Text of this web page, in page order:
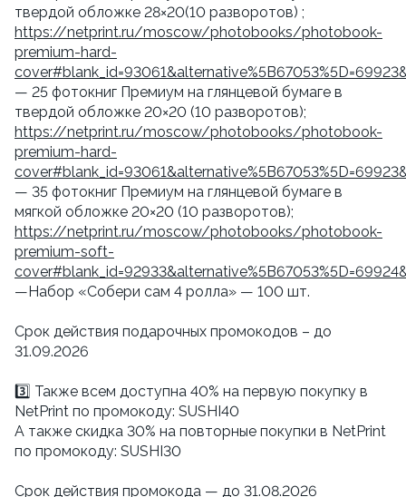
твердой обложке 28×20(10 разворотов) ;
https://netprint.ru/moscow/photobooks/photobook-
premium-hard-
— 25 фотокниг Премиум на глянцевой бумаге в
твердой обложке 20×20 (10 разворотов);
https://netprint.ru/moscow/photobooks/photobook-
premium-hard-
— 35 фотокниг Премиум на глянцевой бумаге в
мягкой обложке 20×20 (10 разворотов);
https://netprint.ru/moscow/photobooks/photobook-
premium-soft-
—Набор «Собери сам 4 ролла» — 100 шт.
Срок действия подарочных промокодов – до
31.09.2026
3️⃣ Также всем доступна 40% на первую покупку в
NetPrint по промокоду: SUSHI40
А также скидка 30% на повторные покупки в NetPrint
по промокоду: SUSHI30
Cрок действия промокода — до 31.08.2026